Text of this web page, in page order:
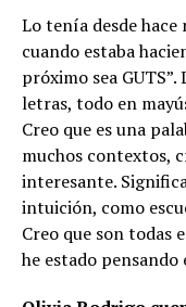
Lo tenía desde
cuando estaba
próximo sea
letras, todo en
Creo que es una
muchos contextos,
interesante.
intuición, como
Creo que son todas
he estado